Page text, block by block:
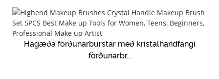
Hágæða förðunarburstar með kristalhandfangi
förðunarbr...